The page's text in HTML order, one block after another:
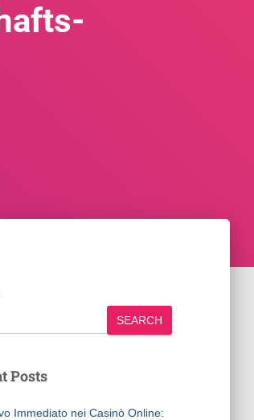
SEARCH
Posts
Immediato nei Casinò Online: